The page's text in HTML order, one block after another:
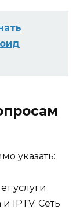
указать:
услуги
IPTV. Сеть